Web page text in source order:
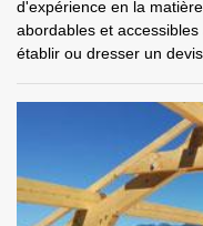
d'expérience en la
abordables et
établir ou dresser un